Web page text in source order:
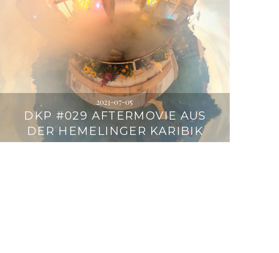
2023-07-05
DKP #029 AFTERMOVIE AUS
DER HEMELINGER KARIBIK